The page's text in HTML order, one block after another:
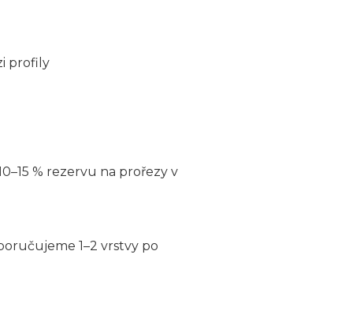
profily
% rezervu na prořezy v
1–2 vrstvy po